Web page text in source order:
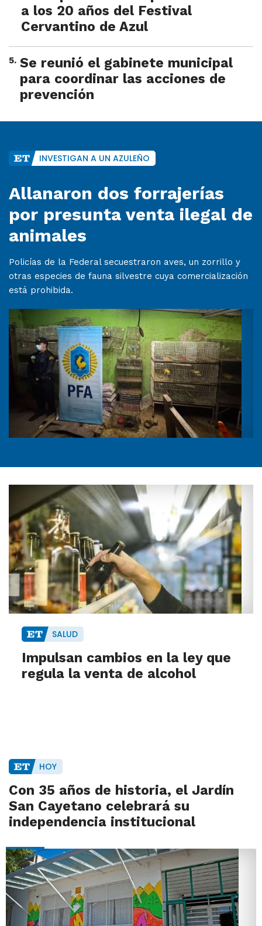
a los 20 años del Festival
Cervantino de Azul
5. Se reunió el gabinete municipal
para coordinar las acciones de
prevención
INVESTIGAN A UN AZULEÑO
Allanaron dos forrajerías
por presunta venta ilegal de
animales
Policías de la Federal secuestraron aves, un zorrillo y
otras especies de fauna silvestre cuya comercialización
está prohibida.
SALUD
Impulsan cambios en la ley que
regula la venta de alcohol
HOY
Con 35 años de historia, el Jardín
San Cayetano celebrará su
independencia institucional